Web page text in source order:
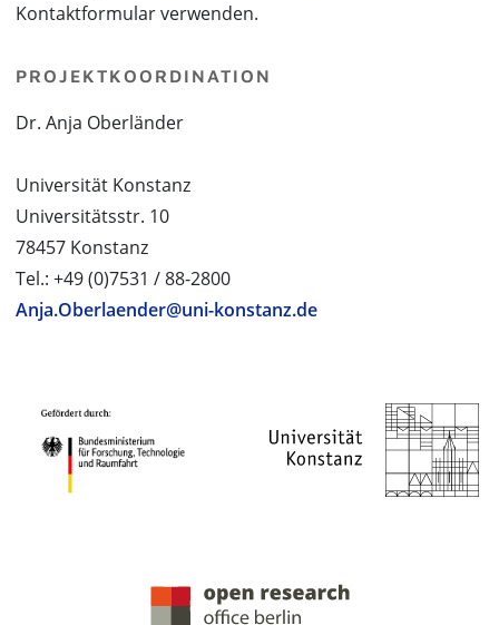
Kontaktformular verwenden.
PROJEKTKOORDINATION
Dr. Anja Oberländer
Universität Konstanz
Universitätsstr. 10
78457 Konstanz
Tel.: +49 (0)7531 / 88-2800
Anja.Oberlaender@uni-konstanz.de